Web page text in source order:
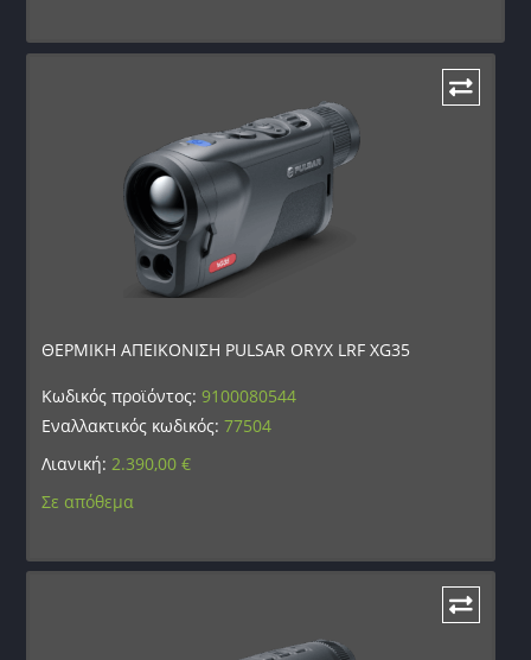
ΘΕΡΜΙΚΗ ΑΠΕΙΚΟΝΙΣΗ PULSAR ORYX LRF XG35
Κωδικός προϊόντος:9100080544
Εναλλακτικός κωδικός:77504
Λιανική: 2.390,00€
Σε απόθεμα